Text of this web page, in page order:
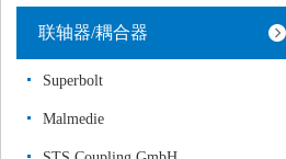
联轴器/耦合器
Superbolt
Malmedie